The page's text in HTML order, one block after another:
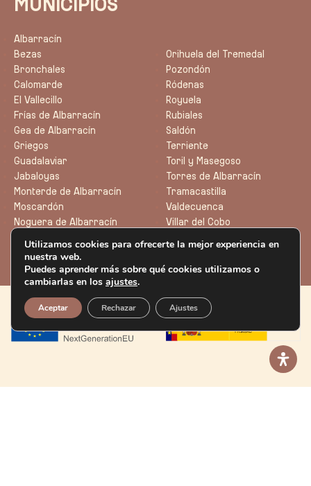
Albarracín
Bezas
Bronchales
Calomarde
El Vallecillo
Frías de Albarracín
Gea de Albarracín
Griegos
Guadalaviar
Jabaloyas
Monterde de Albarracín
Moscardón
Noguera de Albarracín
Orihuela del Tremedal
Pozondón
Ródenas
Royuela
Rubiales
Saldón
Terriente
Toril y Masegoso
Torres de Albarracín
Tramacastilla
Valdecuenca
Villar del Cobo
Utilizamos cookies para ofrecerte la mejor experiencia en
nuestra web.
Puedes aprender más sobre qué cookies utilizamos o
cambiarlas en los ajustes.
Aceptar Rechazar Ajustes